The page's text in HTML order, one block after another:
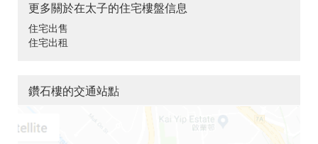
更多關於在太子的住宅樓盤信息
住宅出售
住宅出租
鑽石樓的交通站點